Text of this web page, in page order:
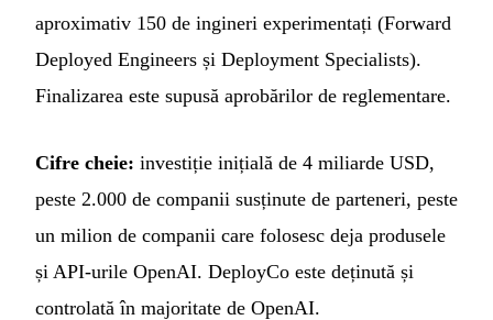
aproximativ 150 de ingineri experimentați (Forward
Deployed Engineers și Deployment Specialists).
Finalizarea este supusă aprobărilor de reglementare.
Cifre cheie: investiție inițială de 4 miliarde USD,
peste 2.000 de companii susținute de parteneri, peste
un milion de companii care folosesc deja produsele
și API-urile OpenAI. DeployCo este deținută și
controlată în majoritate de OpenAI.